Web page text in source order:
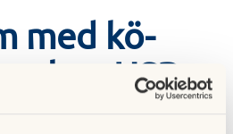
med kö-
hos HSB